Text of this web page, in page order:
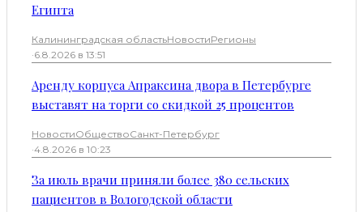
Египта
Калининградская областьНовостиРегионы
·6.8.2026 в 13:51
Аренду корпуса Апраксина двора в Петербурге
выставят на торги со скидкой 25 процентов
НовостиОбществоСанкт-Петербург
·4.8.2026 в 10:23
За июль врачи приняли более 380 сельских
пациентов в Вологодской области